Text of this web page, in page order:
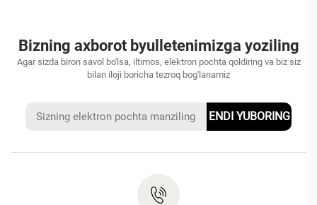
Bizning axborot byulletenimizga yoziling
Agar sizda biron savol bo'lsa, iltimos, elektron pochta qoldiring va biz siz
bilan iloji boricha tezroq bog'lanamiz
ENDI YUBORING